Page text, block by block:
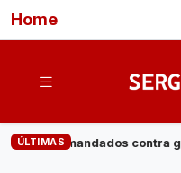
Home
ÚLTIMAS
grupo investigado por